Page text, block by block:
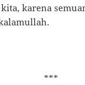
karena
***